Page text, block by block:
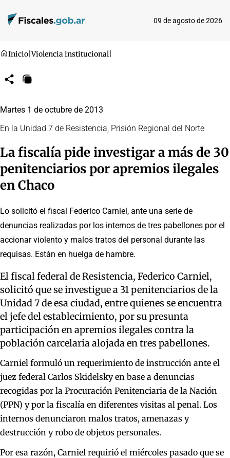
09 de agosto de 2026
Inicio |Violencia institucional
CompartirCopiar
Martes 1 de octubre de 2013
En la Unidad 7 de Resistencia, Prisión Regional del Norte
La fiscalía pide investigar a más de 30
penitenciarios por apremios ilegales
en Chaco
Lo solicitó el fiscal Federico Carniel, ante una serie de
denuncias realizadas por los internos de tres pabellones por el
accionar violento y malos tratos del personal durante las
requisas. Están en huelga de hambre.
El fiscal federal de Resistencia, Federico Carniel,
solicitó que se investigue a 31 penitenciarios de la
Unidad 7 de esa ciudad, entre quienes se encuentra
el jefe del establecimiento, por su presunta
participación en apremios ilegales contra la
población carcelaria alojada en tres pabellones.
Carniel formuló un requerimiento de instrucción ante el
juez federal Carlos Skidelsky en base a denuncias
recogidas por la Procuración Penitenciaria de la Nación
(PPN) y por la fiscalía en diferentes visitas al penal. Los
internos denunciaron malos tratos, amenazas y
destrucción y robo de objetos personales.
Por esa razón, Carniel requirió el miércoles pasado que se